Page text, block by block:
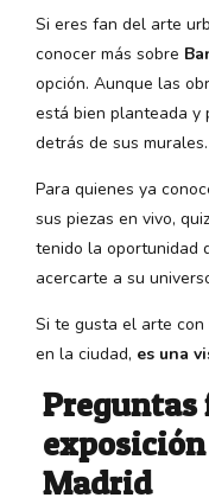
Si eres fan del arte
conocer más sobre
opción. Aunque las
está bien planteada y
detrás de sus murales.
Para quienes ya
sus piezas en vivo,
tenido la oportunidad
acercarte a su
Si te gusta el arte
en la ciudad, es una
Preguntas
Madrid